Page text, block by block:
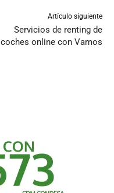
Artículo siguiente
Servicios de renting de
coches online con Vamos